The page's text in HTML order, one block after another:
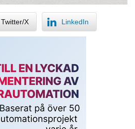
Twitter/X LinkedIn